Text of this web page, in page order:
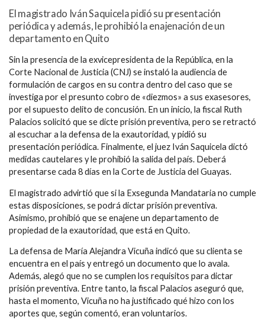
El magistrado Iván Saquicela pidió su presentación
periódica y además, le prohibió la enajenación de un
departamento en Quito
Sin la presencia de la exvicepresidenta de la República, en la
Corte Nacional de Justicia (CNJ) se instaló la audiencia de
formulación de cargos en su contra dentro del caso que se
investiga por el presunto cobro de «diezmos» a sus exasesores,
por el supuesto delito de concusión. En un inicio, la fiscal Ruth
Palacios solicitó que se dicte prisión preventiva, pero se retractó
al escuchar a la defensa de la exautoridad, y pidió su
presentación periódica. Finalmente, el juez Iván Saquicela dictó
medidas cautelares y le prohibió la salida del país. Deberá
presentarse cada 8 días en la Corte de Justicia del Guayas.
El magistrado advirtió que si la Exsegunda Mandataria no cumple
estas disposiciones, se podrá dictar prisión preventiva.
Asimismo, prohibió que se enajene un departamento de
propiedad de la exautoridad, que está en Quito.
La defensa de María Alejandra Vicuña indicó que su clienta se
encuentra en el país y entregó un documento que lo avala.
Además, alegó que no se cumplen los requisitos para dictar
prisión preventiva. Entre tanto, la fiscal Palacios aseguró que,
hasta el momento, Vicuña no ha justificado qué hizo con los
aportes que, según comentó, eran voluntarios.